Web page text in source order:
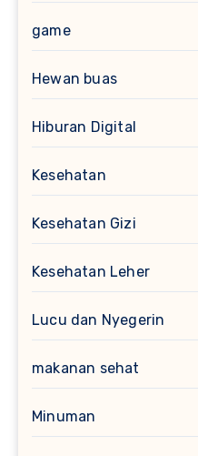
game
Hewan buas
Hiburan Digital
Kesehatan
Kesehatan Gizi
Kesehatan Leher
Lucu dan Nyegerin
makanan sehat
Minuman